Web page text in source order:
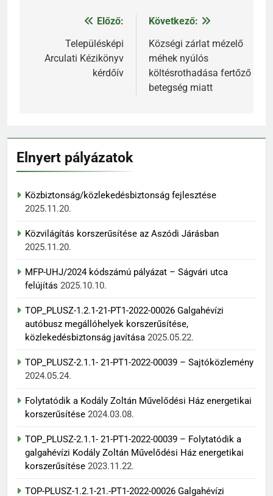
Bejegyzés
navigáció
Előző:
Településképi
Arculati Kézikönyv
kérdőív
Következő:
Községi zárlat mézelő
méhek nyúlós
költésrothadása fertőző
betegség miatt
Elnyert pályázatok
Közbiztonság/közlekedésbiztonság fejlesztése
2025.11.20.
Közvilágítás korszerűsítése az Aszódi Járásban
2025.11.20.
MFP-UHJ/2024 kódszámú pályázat – Ságvári utca
felújítás 2025.10.10.
TOP_PLUSZ-1.2.1-21-PT1-2022-00026 Galgahévízi
autóbusz megállóhelyek korszerűsítése,
közlekedésbiztonság javítása 2025.05.22.
TOP_PLUSZ-2.1.1- 21-PT1-2022-00039 – Sajtóközlemény
2024.05.24.
Folytatódik a Kodály Zoltán Művelődési Ház energetikai
korszerűsítése 2024.03.08.
TOP_PLUSZ-2.1.1- 21-PT1-2022-00039 – Folytatódik a
galgahévízi Kodály Zoltán Művelődési Ház energetikai
korszerűsítése 2023.11.22.
TOP-PLUSZ-1.2.1-21.-PT1-2022-00026 Galgahévízi